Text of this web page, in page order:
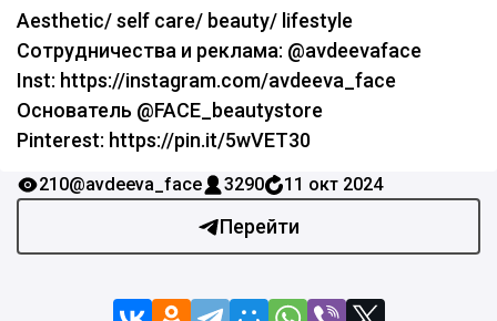
Aesthetic/ self care/ beauty/ lifestyle
Сотрудничества и реклама: @avdeevaface
Inst: https://instagram.com/avdeeva_face
Основатель @FACE_beautystore
Pinterest: https://pin.it/5wVET30
Перейти
210@avdeeva_face 3290 11 окт 2024